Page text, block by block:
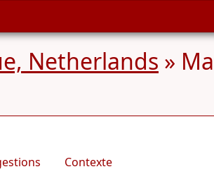
Netherlands »
Contexte